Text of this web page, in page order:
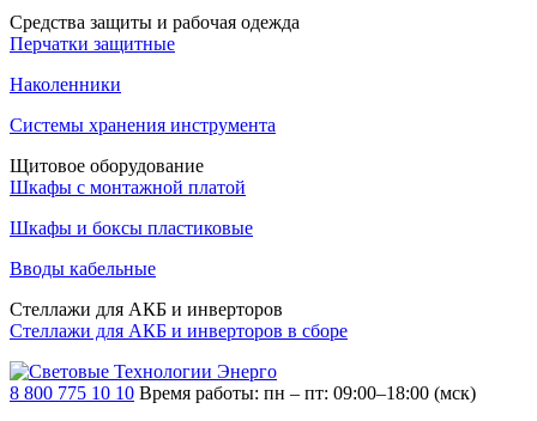
Средства защиты и рабочая одежда
Перчатки защитные
Наколенники
Системы хранения инструмента
Щитовое оборудование
Шкафы с монтажной платой
Шкафы и боксы пластиковые
Вводы кабельные
Стеллажи для АКБ и инверторов
Стеллажи для АКБ и инверторов в сборе
8 800 775 10 10 Время работы: пн – пт: 09:00–18:00 (мск)